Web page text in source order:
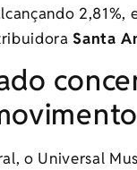
2,81%,
Santa
o Universal